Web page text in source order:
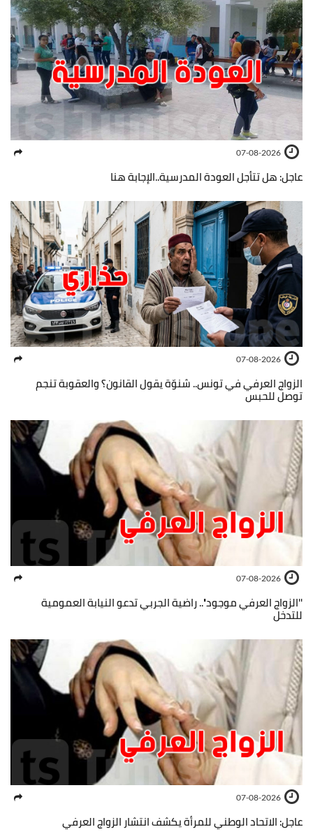
07-08-2026
عاجل: هل تتأجل العودة المدرسية..الإجابة هنا
07-08-2026
الزواج العرفي في تونس.. شنوّة يقول القانون؟ والعقوبة تنجم
توصل للحبس
07-08-2026
''الزواج العرفي موجود''.. راضية الجربي تدعو النيابة العمومية
للتدخل
07-08-2026
عاجل: الاتحاد الوطني للمرأة يكشف انتشار الزواج العرفي